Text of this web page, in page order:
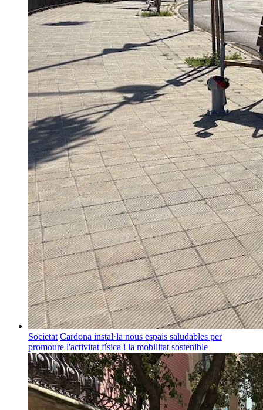
Societat Cardona instal·la nous espais saludables per
promoure l'activitat física i la mobilitat sostenible